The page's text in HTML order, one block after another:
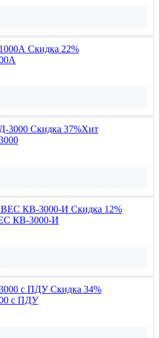
Скидка 22%
Скидка 37%Хит
Скидка 12%
КВ-3000-И
Скидка 34%
с ПДУ